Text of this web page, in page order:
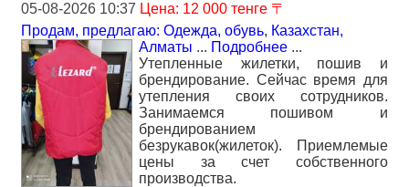
05-08-2026 10:37 Цена: 12 000 тенге 〒
Продам, предлагаю: Одежда, обувь, Казахстан,
Алматы ... Подробнее ...
Утепленные жилетки, пошив и
брендирование. Сейчас время для
утепления своих сотрудников.
Занимаемся пошивом и
брендированием
безрукавок(жилеток). Приемлемые
цены за счет собственного
производства.